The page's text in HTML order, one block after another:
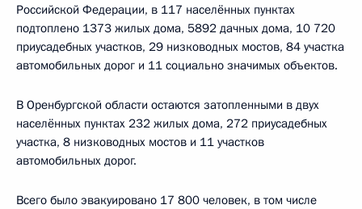
Российской Федерации, в 117 населённых пунктах
подтоплено 1373 жилых дома, 5892 дачных дома, 10 720
приусадебных участков, 29 низководных мостов, 84 участка
автомобильных дорог и 11 социально значимых объектов.
В Оренбургской области остаются затопленными в двух
населённых пунктах 232 жилых дома, 272 приусадебных
участка, 8 низководных мостов и 11 участков
автомобильных дорог.
Всего было эвакуировано 17 800 человек, в том числе